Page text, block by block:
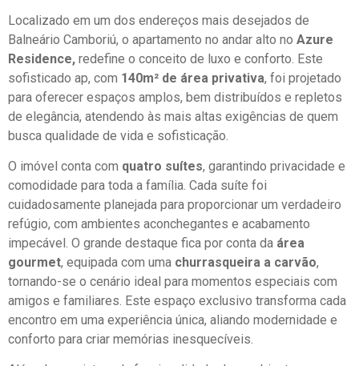
Localizado em um dos endereços mais desejados de
Balneário Camboriú, o apartamento no andar alto no Azure
Residence, redefine o conceito de luxo e conforto. Este
sofisticado ap, com 140m² de área privativa, foi projetado
para oferecer espaços amplos, bem distribuídos e repletos
de elegância, atendendo às mais altas exigências de quem
busca qualidade de vida e sofisticação.
O imóvel conta com quatro suítes, garantindo privacidade e
comodidade para toda a família. Cada suíte foi
cuidadosamente planejada para proporcionar um verdadeiro
refúgio, com ambientes aconchegantes e acabamento
impecável. O grande destaque fica por conta da área
gourmet, equipada com uma churrasqueira a carvão,
tornando-se o cenário ideal para momentos especiais com
amigos e familiares. Este espaço exclusivo transforma cada
encontro em uma experiência única, aliando modernidade e
conforto para criar memórias inesquecíveis.